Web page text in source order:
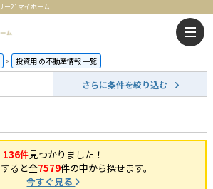
ー21マイホーム
投資用 の不動産情報 一覧
さらに条件を絞り込む
136件見つかりました！
ると全7579件の中から探せます。
今すぐ見る